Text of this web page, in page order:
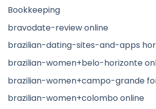
Bookkeeping
bravodate-review online
brazilian-dating-sites-and-apps
brazilian-women+belo-horizonte
brazilian-women+campo-grande
brazilian-women+colombo online